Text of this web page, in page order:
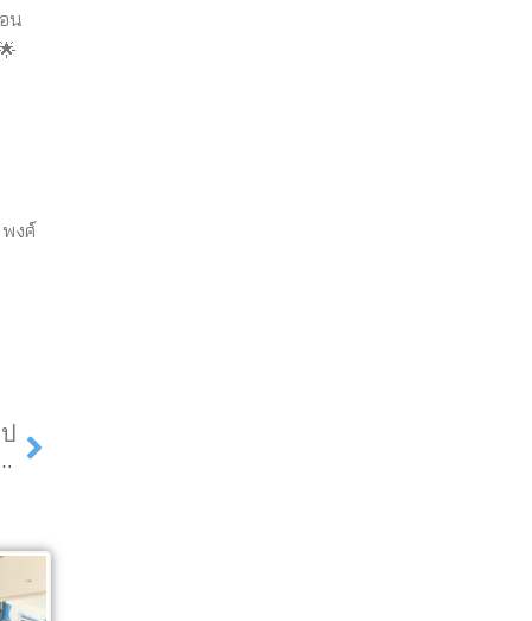
น
งศ์
รม Re/Up Skill พัฒนาทักษะนักการจัดการมืออาชีพ
Next